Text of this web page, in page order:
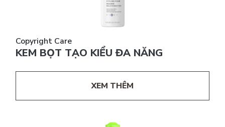
Copyright Care
KEM BỌT TẠO KIỂU ĐA NĂNG
XEM THÊM